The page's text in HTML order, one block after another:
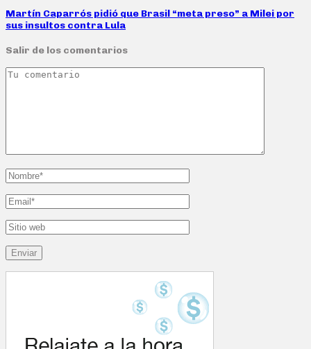
Martín Caparrós pidió que Brasil “meta preso” a Milei por
sus insultos contra Lula
Salir de los comentarios